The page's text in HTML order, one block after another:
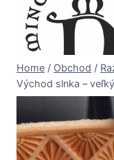
content
Home / Obchod /
Východ slnka –